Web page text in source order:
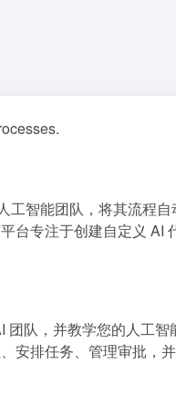
智能团队，将其流程自
台专注于创建自定义 AI
队，并教学您的人工
排任务、管理审批，并